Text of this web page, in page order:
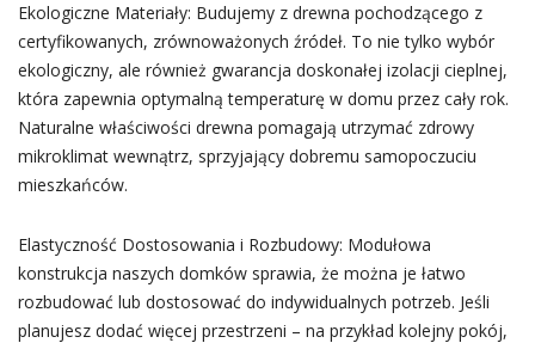
Ekologiczne Materiały: Budujemy z drewna pochodzącego z
certyfikowanych, zrównoważonych źródeł. To nie tylko wybór
ekologiczny, ale również gwarancja doskonałej izolacji cieplnej,
która zapewnia optymalną temperaturę w domu przez cały rok.
Naturalne właściwości drewna pomagają utrzymać zdrowy
mikroklimat wewnątrz, sprzyjający dobremu samopoczuciu
mieszkańców.
Elastyczność Dostosowania i Rozbudowy: Modułowa
konstrukcja naszych domków sprawia, że można je łatwo
rozbudować lub dostosować do indywidualnych potrzeb. Jeśli
planujesz dodać więcej przestrzeni – na przykład kolejny pokój,